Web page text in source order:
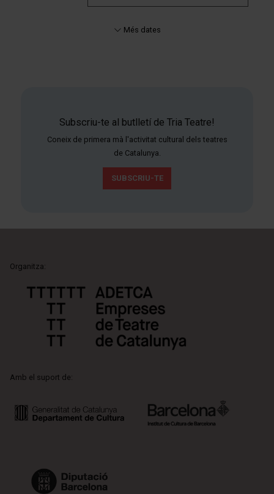
Més dates
Subscriu-te al butlletí de Tria Teatre!
Coneix de primera mà l'activitat cultural dels teatres
de Catalunya.
SUBSCRIU-TE
Organitza:
Amb el suport de: